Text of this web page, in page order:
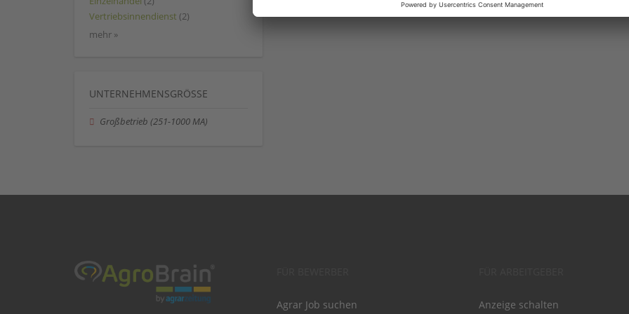
Vertriebsinnendienst (2)
mehr »
UNTERNEHMENSGRÖSSE
Großbetrieb (251-1000 MA)
Agrar Job suchen Anzeige schalten